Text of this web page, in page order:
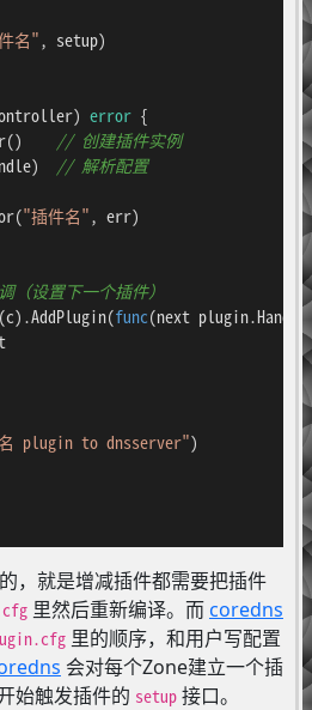
名", setup)
error {
// 创建插件实例
// 解析配置
"插件名", err)
设置下一个插件）
func(next
plugin to dnsserver")
，就是增减插件都需要把插件
里然后重新编译。而coredns
里的顺序，和用户写配置
会对每个Zone建立一个插
始触发插件的 setup接口。